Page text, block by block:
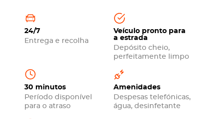
24/7
Entrega e recolha
Veículo pronto para
a estrada
Depósito cheio,
perfeitamente limpo
30 minutos
Período disponível
para o atraso
Amenidades
Despesas telefónicas,
água, desinfetante